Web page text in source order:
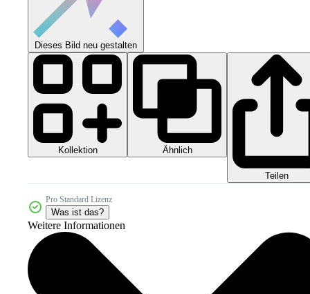
Dieses Bild neu gestalten
Kollektion Ähnlich
Teilen
Pro Standard Lizenz
Was ist das?
Weitere Informationen